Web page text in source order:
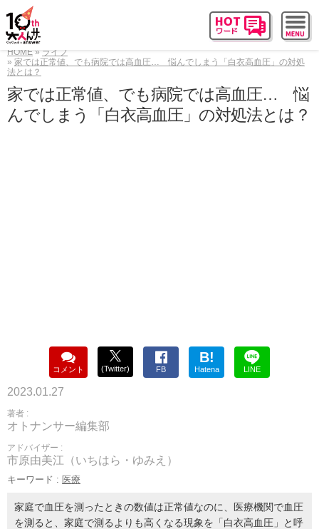
HOME
ライフ
家では正常値、でも病院では高血圧… 悩んでしまう「白衣高血圧」の対処
法とは？
家では正常値、でも病院では高血圧… 悩
んでしまう「白衣高血圧」の対処法とは？
コメント (Twitter) FB
B!
Hatena LINE
2023.01.27
著者 :
オトナンサー編集部
アドバイザー :
市原由美江（いちはら・ゆみえ）
キーワード : 医療
家庭で血圧を測ったときの数値は正常値なのに、医療機関で血圧
を測ると、家庭で測るよりも高くなる現象を「白衣高血圧」と呼